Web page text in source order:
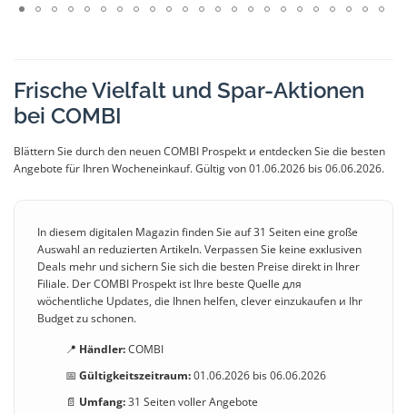
Frische Vielfalt und Spar-Aktionen
bei COMBI
Blättern Sie durch den neuen COMBI Prospekt и entdecken Sie die besten
Angebote für Ihren Wocheneinkauf. Gültig von 01.06.2026 bis 06.06.2026.
In diesem digitalen Magazin finden Sie auf 31 Seiten eine große
Auswahl an reduzierten Artikeln. Verpassen Sie keine exкlusiven
Deals mehr und sichern Sie sich die besten Preise direkt in Ihrer
Filiale. Der COMBI Prospekt ist Ihre beste Quelle для
wöchentliche Updates, die Ihnen helfen, clever einzukaufen и Ihr
Budget zu schonen.
📍 Händler:COMBI
📅 Gültigkeitszeitraum:01.06.2026 bis 06.06.2026
📄 Umfang:31 Seiten voller Angebote